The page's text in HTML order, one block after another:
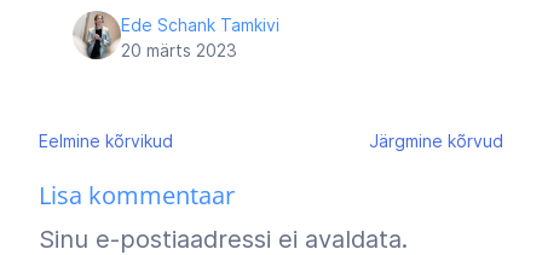
Ede Schank Tamkivi
20 märts 2023
Navigeerimine
Eelmine kõrvikud Järgmine kõrvud
Lisa kommentaar
Sinu e-postiaadressi ei avaldata.